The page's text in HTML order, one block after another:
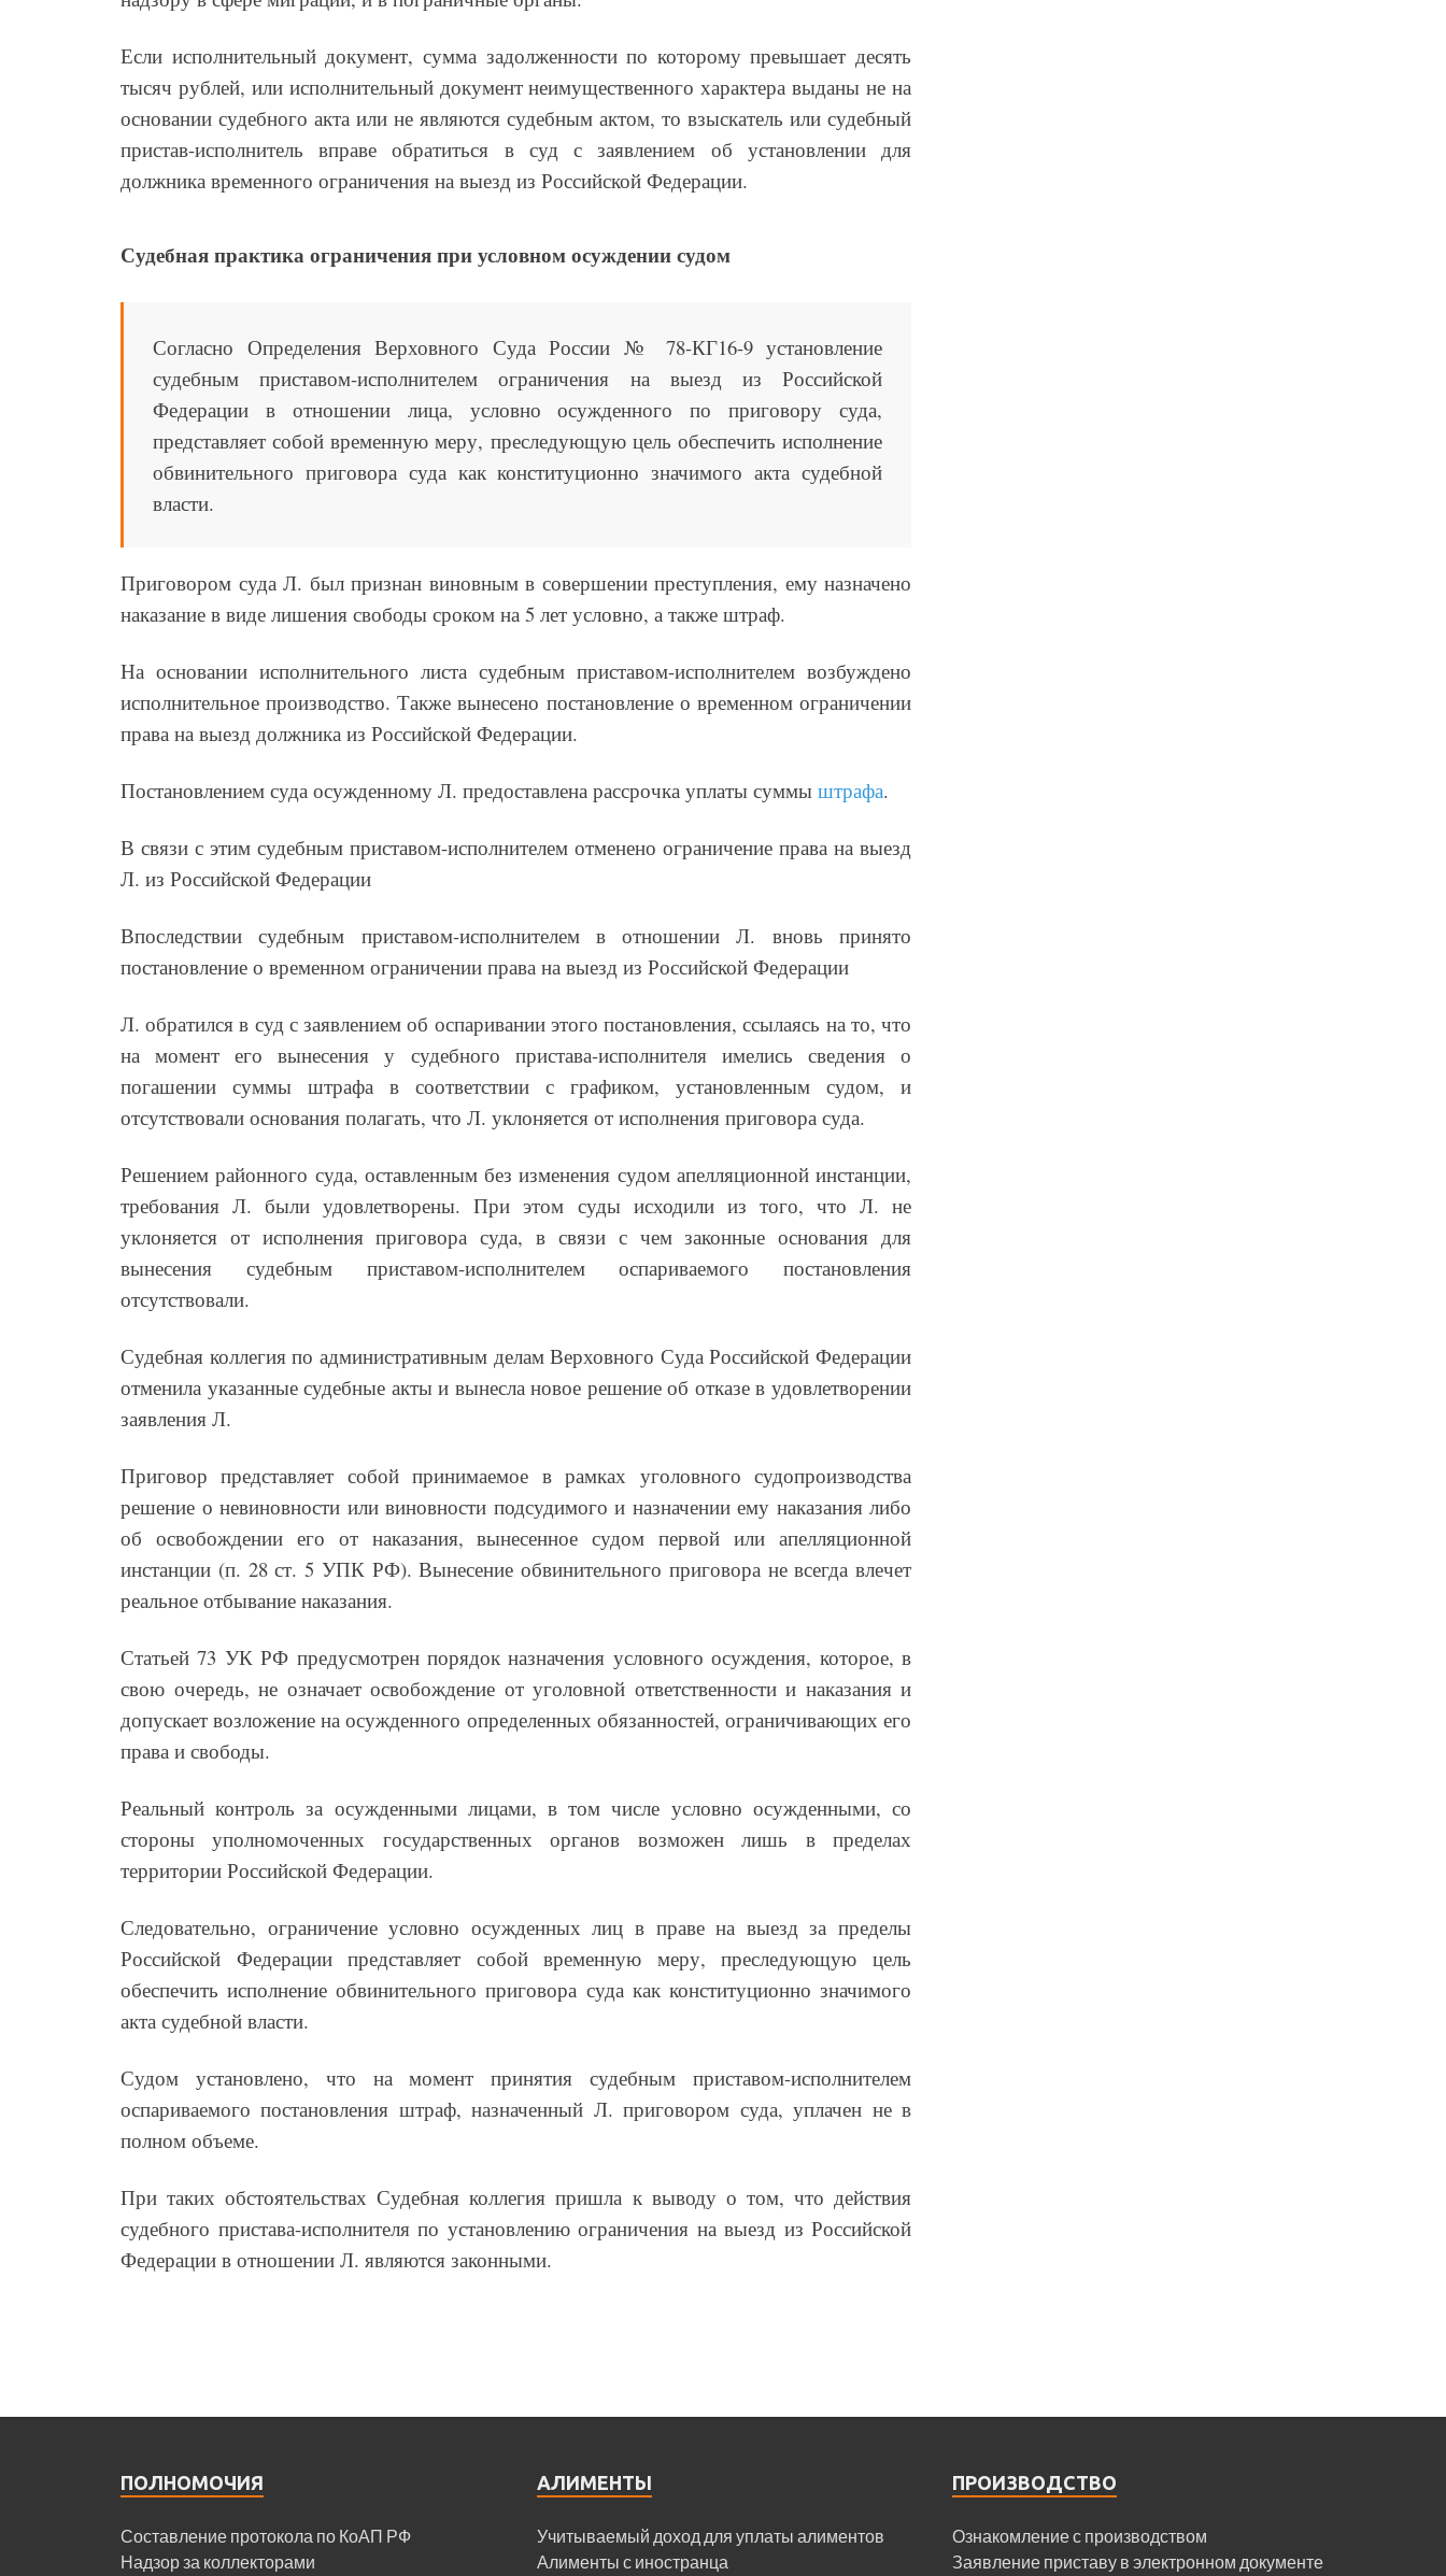
Если исполнительный документ, сумма задолженности по которому превышает десять
тысяч рублей, или исполнительный документ неимущественного характера выданы не на
основании судебного акта или не являются судебным актом, то взыскатель или судебный
пристав-исполнитель вправе обратиться в суд с заявлением об установлении для
должника временного ограничения на выезд из Российской Федерации.
Судебная практика ограничения при условном осуждении судом
Согласно Определения Верховного Суда России № 78-КГ16-9 установление
судебным приставом-исполнителем ограничения на выезд из Российской
Федерации в отношении лица, условно осужденного по приговору суда,
представляет собой временную меру, преследующую цель обеспечить исполнение
обвинительного приговора суда как конституционно значимого акта судебной
власти.
Приговором суда Л. был признан виновным в совершении преступления, ему назначено
наказание в виде лишения свободы сроком на 5 лет условно, а также штраф.
На основании исполнительного листа судебным приставом-исполнителем возбуждено
исполнительное производство. Также вынесено постановление о временном ограничении
права на выезд должника из Российской Федерации.
Постановлением суда осужденному Л. предоставлена рассрочка уплаты суммы штрафа.
В связи с этим судебным приставом-исполнителем отменено ограничение права на выезд
Л. из Российской Федерации
Впоследствии судебным приставом-исполнителем в отношении Л. вновь принято
постановление о временном ограничении права на выезд из Российской Федерации
Л. обратился в суд с заявлением об оспаривании этого постановления, ссылаясь на то, что
на момент его вынесения у судебного пристава-исполнителя имелись сведения о
погашении суммы штрафа в соответствии с графиком, установленным судом, и
отсутствовали основания полагать, что Л. уклоняется от исполнения приговора суда.
Решением районного суда, оставленным без изменения судом апелляционной инстанции,
требования Л. были удовлетворены. При этом суды исходили из того, что Л. не
уклоняется от исполнения приговора суда, в связи с чем законные основания для
вынесения судебным приставом-исполнителем оспариваемого постановления
отсутствовали.
Судебная коллегия по административным делам Верховного Суда Российской Федерации
отменила указанные судебные акты и вынесла новое решение об отказе в удовлетворении
заявления Л.
Приговор представляет собой принимаемое в рамках уголовного судопроизводства
решение о невиновности или виновности подсудимого и назначении ему наказания либо
об освобождении его от наказания, вынесенное судом первой или апелляционной
инстанции (п. 28 ст. 5 УПК РФ). Вынесение обвинительного приговора не всегда влечет
реальное отбывание наказания.
Статьей 73 УК РФ предусмотрен порядок назначения условного осуждения, которое, в
свою очередь, не означает освобождение от уголовной ответственности и наказания и
допускает возложение на осужденного определенных обязанностей, ограничивающих его
права и свободы.
Реальный контроль за осужденными лицами, в том числе условно осужденными, со
стороны уполномоченных государственных органов возможен лишь в пределах
территории Российской Федерации.
Следовательно, ограничение условно осужденных лиц в праве на выезд за пределы
Российской Федерации представляет собой временную меру, преследующую цель
обеспечить исполнение обвинительного приговора суда как конституционно значимого
акта судебной власти.
Судом установлено, что на момент принятия судебным приставом-исполнителем
оспариваемого постановления штраф, назначенный Л. приговором суда, уплачен не в
полном объеме.
При таких обстоятельствах Судебная коллегия пришла к выводу о том, что действия
судебного пристава-исполнителя по установлению ограничения на выезд из Российской
Федерации в отношении Л. являются законными.
ПОЛНОМОЧИЯ
Составление протокола по КоАП РФ
Надзор за коллекторами
АЛИМЕНТЫ
Учитываемый доход для уплаты алиментов
Алименты с иностранца
ПРОИЗВОДСТВО
Ознакомление с производством
Заявление приставу в электронном документе